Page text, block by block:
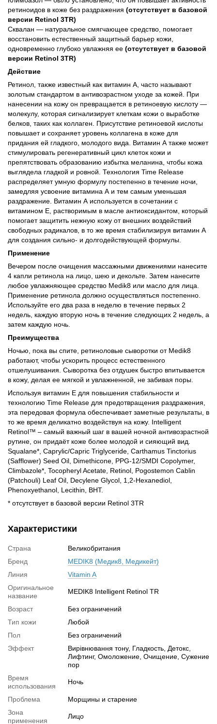
ретиноидов в коже без раздражения (отсутствует в базовой
версии Retinol 3TR)
Сквалан — натуральное смягчающее средство, помогает
восстановить естественный защитный барьер кожи,
одновременно глубоко увлажняя ее (отсутствует в базовой
версии Retinol 3TR)
Действие
Ретинол, также известный как витамин А, часто называют
золотым стандартом в антивозрастном уходе за кожей. При
нанесении на кожу он превращается в ретиноевую кислоту —
молекулу, которая сигнализирует клеткам кожи о выработке
белков, таких как коллаген. Присутствие ретиноевой кислоты
повышает и сохраняет уровень коллагена в коже для
придания ей гладкого, молодого вида. Витамин А также может
стимулировать регенеративный цикл клеток кожи и
препятствовать образованию избытка меланина, чтобы кожа
выглядела гладкой и ровной. Технология Time Release
распределяет умную формулу постепенно в течение ночи,
замедляя усвоение витамина А и тем самым уменьшая
раздражение. Витамин А используется в сочетании с
витамином Е, растворимым в масле антиоксидантом, который
помогает защитить нежную кожу от внешних воздействий
свободных радикалов, в то же время стабилизируя витамин А
для создания сильно- и долгодействующей формулы.
Применение
Вечером после очищения массажными движениями нанесите
4 капли ретинола на лицо, шею и декольте. Затем нанесите
любое увлажняющее средство Medik8 или масло для лица.
Применение ретинола должно осуществляться постепенно.
Используйте его два раза в неделю в течение первых 2
недель, каждую вторую ночь в течение следующих 2 недель, а
затем каждую ночь.
Преимущества
Ночью, пока вы спите, ретиноловые сыворотки от Medik8
работают, чтобы ускорить процесс естественного
отшелушивания. Сыворотка без отдушек быстро впитывается
в кожу, делая ее мягкой и увлажненной, не забивая поры.
Используя витамин Е для повышения стабильности и
технологию Time Release для предотвращения раздражения,
эта передовая формула обеспечивает заметные результаты, в
то же время деликатно воздействуя на кожу. Intelligent
Retinol™ – самый важный шаг в вашей ночной антивозрастной
рутине, он придаёт коже более молодой и сияющий вид.
Squalane*, Caprylic/Capric Triglyceride, Carthamus Tinctorius
(Safflower) Seed Oil, Dimethicone, PPG-12/SMDI Copolymer,
Climbazole*, Tocopheryl Acetate, Retinol, Pogostemon Cablin
(Patchouli) Leaf Oil, Decylene Glycol, 1,2-Hexanediol,
Phenoxyethanol, Lecithin, BHT.
* отсутствует в базовой версии Retinol 3TR
Характеристики
Страна
Великобритания
Бренд
MEDIK8 (Медик8, Медикейт)
Линия
Vitamin A
Оригинальное
название
MEDIK8 Intelligent Retinol TR
Возраст
Без ограничений
Тип кожи
Любой
Пол
Без ограничений
Эффект
Вирівнювання тону, Гладкость, Детокс,
Лифтинг, Омоложение, Очищение, Сужение
пор
Время
использования
Ночь
Проблема
Морщины и старение
Зона
применения
Лицо